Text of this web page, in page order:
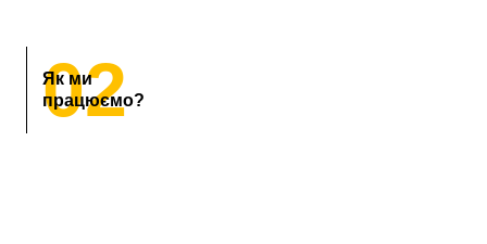
02
Як ми
працюємо?